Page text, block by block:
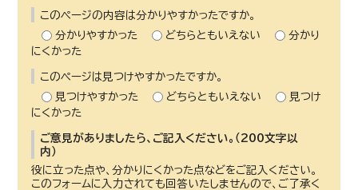
このページの内容は分かりやすかったですか。
分かりやすかった
どちらともいえない
分かり
にくかった
このページは見つけやすかったですか。
見つけやすかった
どちらともいえない
見つけ
にくかった
ご意見がありましたら、ご記入ください。（200文字以
内）
役に立った点や、分かりにくかった点などをご記入ください。
このフォームに入力されても回答いたしませんので、ご了承く